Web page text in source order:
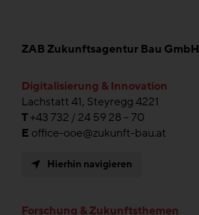
ZAB Zukunftsagentur Bau GmbH
Digitalisierung & Innovation
Lachstatt 41, Steyregg 4221
T+43 732 / 24 59 28 – 70
E office-ooe@zukunft-bau.at
Hierhin navigieren
Forschung & Zukunftsthemen